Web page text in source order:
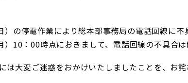
）の停電作業により総本部事務局の電話回線に不
10：00時点におきまして、電話回線の不具合は
は大変ご迷惑をおかけいたしましたことを、お詫